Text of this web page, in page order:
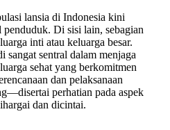
lansia di Indonesia kini
Di sisi lain, sebagian
inti atau keluarga besar.
sangat sentral dalam menjaga
sehat yang berkomitmen
dan pelaksanaan
perhatian pada aspek
dan dicintai.